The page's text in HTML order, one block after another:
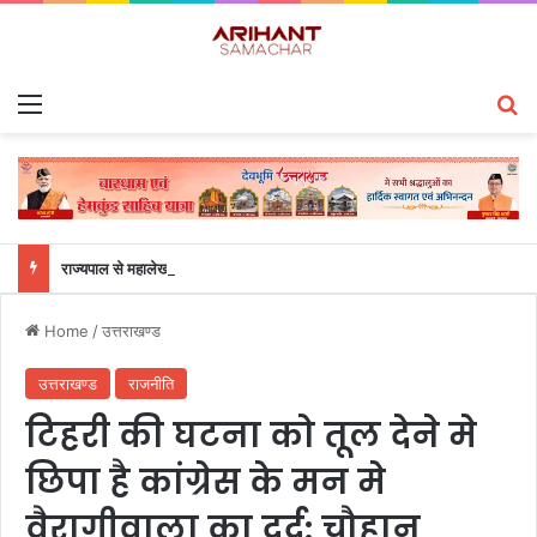
राज्यपाल से महालेखाकार, लेखापरीक्षा उत्तराखंड संजीव कुमार ने की शिष्टाचार भेंट
Home /उत्तराखण्ड
उत्तराखण्ड राजनीति
टिहरी की घटना को तूल देने मे
छिपा है कांग्रेस के मन मे